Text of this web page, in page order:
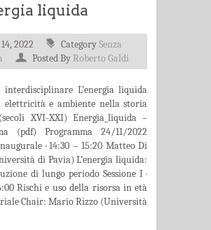
liquida
2022 CategorySenza
Posted ByRoberto Galdi
interdisciplinare L’energia liquida
elettricità e ambiente nella storia
XVI-XXI) Energia_liquida –
(pdf) Programma 24/11/2022
· 14:30 – 15:20 Matteo Di
di Pavia) L’energia liquida:
di lungo periodo Sessione I ·
Rischi e uso della risorsa in età
Chair: Mario Rizzo (Università